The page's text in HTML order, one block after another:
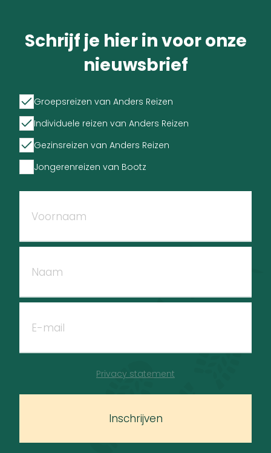
Schrijf je hier in voor onze
nieuwsbrief
Groepsreizen van Anders Reizen
Individuele reizen van Anders Reizen
Gezinsreizen van Anders Reizen
Jongerenreizen van Bootz
Inschrijven
Privacy statement